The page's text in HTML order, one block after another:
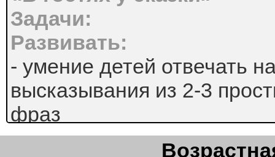
Задачи:
Развивать:
- умение детей отвечать
высказывания из 2-3
фраз
- свободное общение со